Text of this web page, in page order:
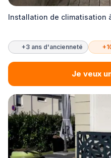
Installation de climatisation
+3 ans d'ancienneté
Je veux